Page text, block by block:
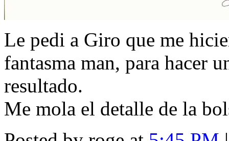
Le pedi a Giro que me
fantasma man, para hacer
resultado.
Me mola el detalle de la